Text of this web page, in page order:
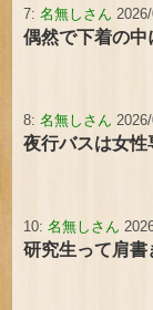
7:名無しさん
偶然で下着の中
8:名無しさん
夜行バスは女性
10:名無しさん
研究生って肩